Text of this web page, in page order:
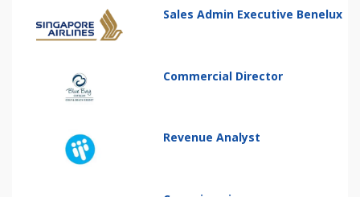
Sales Admin Executive Benelux
Commercial Director
Revenue Analyst